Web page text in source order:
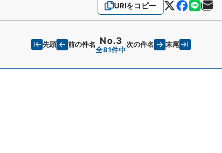
URIをコピー
先頭 前の件名 No.3
全81件中
次の件名 末尾